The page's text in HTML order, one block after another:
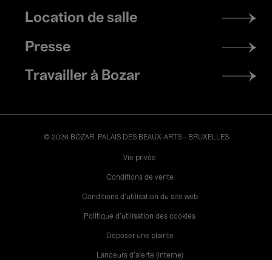
Location de salle
Presse
Travailler à Bozar
© 2026 BOZAR. PALAIS DES BEAUX-ARTS - BRUXELLES
Vie privée
Conditions de vente
Conditions d'utilisation du site web
Politique d'utilisation des cookies
Déposer une plainte
Lanceurs d’alerte (interne)